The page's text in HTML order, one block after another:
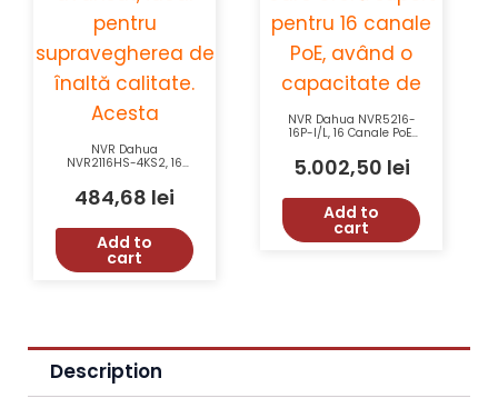
NVR Dahua
NVR2116HS-4KS2, 16
H.265, Monitorizare
Avansată
484,68 lei
Add to
cart
NVR Dahua NVR5216-
16P-I/L, 16 Canale PoE,
Recunoaștere Facială
5.002,50 lei
Add to
cart
Description